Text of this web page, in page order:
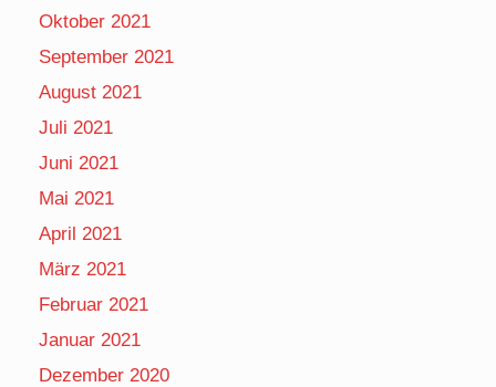
Oktober 2021
September 2021
August 2021
Juli 2021
Juni 2021
Mai 2021
April 2021
März 2021
Februar 2021
Januar 2021
Dezember 2020